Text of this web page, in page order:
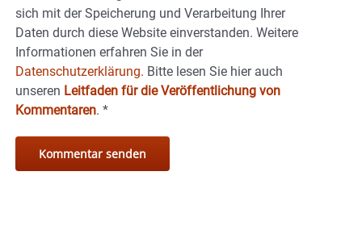
sich mit der Speicherung und Verarbeitung Ihrer
Daten durch diese Website einverstanden. Weitere
Informationen erfahren Sie in der
Datenschutzerklärung. Bitte lesen Sie hier auch
unseren Leitfaden für die Veröffentlichung von
Kommentaren. *